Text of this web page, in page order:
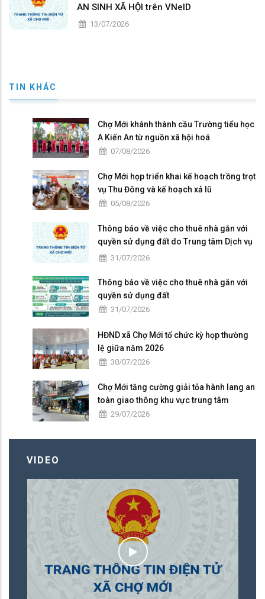
AN SINH XÃ HỘI trên VNeID
13/07/2026
TIN KHÁC
Chợ Mới khánh thành cầu Trường tiểu học
A Kiến An từ nguồn xã hội hoá
07/08/2026
Chợ Mới họp triển khai kế hoạch trồng trọt
vụ Thu Đông và kế hoạch xả lũ
05/08/2026
Thông báo về việc cho thuê nhà gắn với
quyền sử dụng đất do Trung tâm Dịch vụ
tổng hợp xã Chợ Mới quản lý, khai thác
31/07/2026
Thông báo về việc cho thuê nhà gắn với
quyền sử dụng đất
31/07/2026
HĐND xã Chợ Mới tổ chức kỳ họp thường
lệ giữa năm 2026
30/07/2026
Chợ Mới tăng cường giải tỏa hành lang an
toàn giao thông khu vực trung tâm
29/07/2026
VIDEO